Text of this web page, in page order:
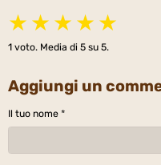
★ ★ ★ ★ ★
1 voto. Media di 5 su 5.
Aggiungi un
Il tuo nome